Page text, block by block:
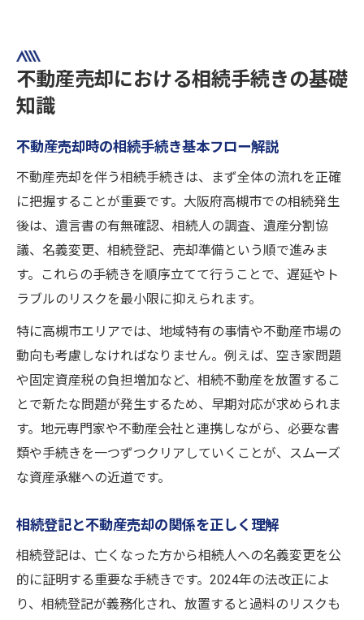
不動産売却における相続手続きの基礎
知識
不動産売却時の相続手続き基本フロー解説
不動産売却を伴う相続手続きは、まず全体の流れを正確
に把握することが重要です。大阪府高槻市での相続発生
後は、遺言書の有無確認、相続人の調査、遺産分割協
議、名義変更、相続登記、売却準備という順で進みま
す。これらの手続きを順序立てて行うことで、遅延やト
ラブルのリスクを最小限に抑えられます。
特に高槻市エリアでは、地域特有の事情や不動産市場の
動向も考慮しなければなりません。例えば、空き家問題
や固定資産税の負担増加など、相続不動産を放置するこ
とで新たな問題が発生するため、早期対応が求められま
す。地元専門家や不動産会社と連携しながら、必要な書
類や手続きを一つずつクリアしていくことが、スムーズ
な資産承継への近道です。
相続登記と不動産売却の関係を正しく理解
相続登記は、亡くなった方から相続人への名義変更を公
的に証明する重要な手続きです。2024年の法改正によ
り、相続登記が義務化され、放置すると過料のリスクも